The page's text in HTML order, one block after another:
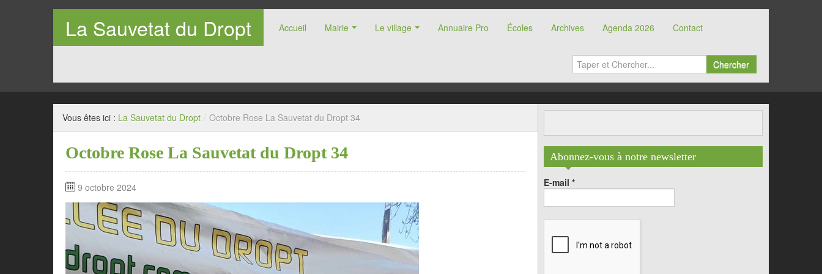
La Sauvetat du Dropt Accueil Mairie Le village Annuaire Pro Écoles Archives Agenda 2026 Contact
Chercher
Vous êtes ici : La Sauvetat du Dropt / Octobre Rose La Sauvetat du Dropt 34
Octobre Rose La Sauvetat du Dropt 34
9 octobre 2024
Abonnez-vous à notre newsletter
E-mail *